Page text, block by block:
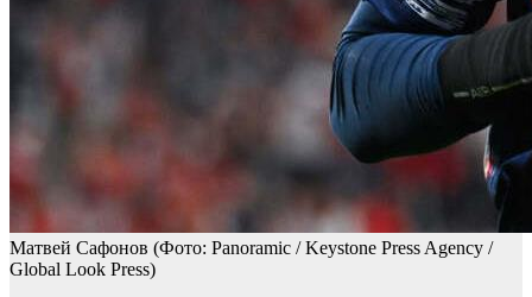
Матвей Сафонов (Фото: Panoramic / Keystone Press Agency /
Global Look Press)